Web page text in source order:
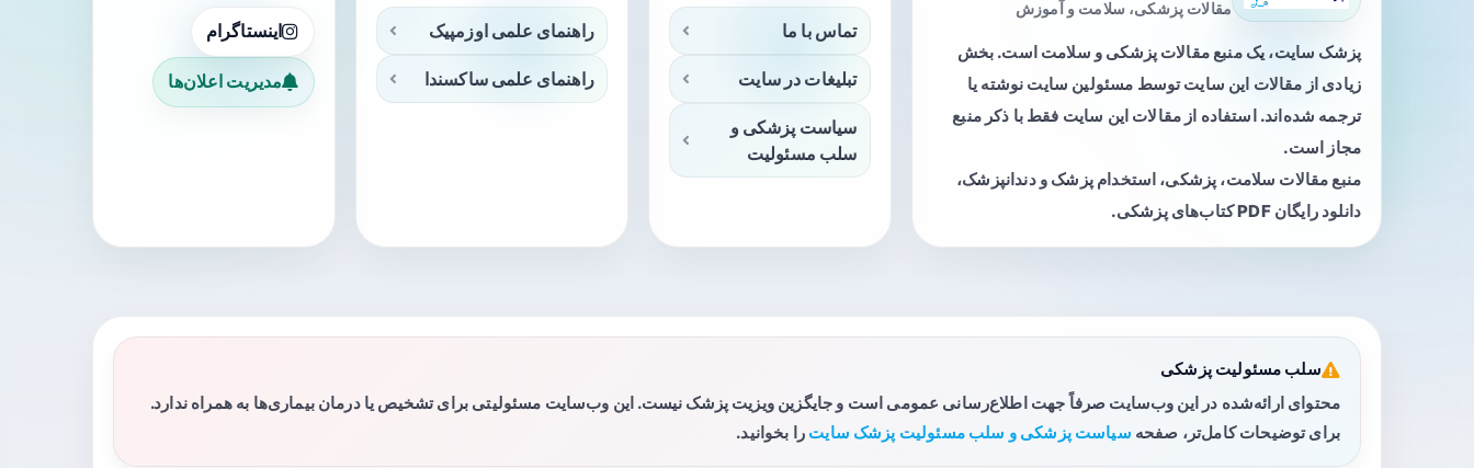
مقالات پزشکی، سلامت و آموزش
پزشک سایت، یک منبع مقالات پزشکی و سلامت است. بخش
زیادی از مقالات این سایت توسط مسئولین سایت نوشته یا
ترجمه شده‌اند. استفاده از مقالات این سایت فقط با ذکر منبع
مجاز است.
منبع مقالات سلامت، پزشکی، استخدام پزشک و دندانپزشک،
دانلود رایگان PDF کتاب‌های پزشکی.
تماس با ما
تبلیغات در سایت
سیاست پزشکی و
سلب مسئولیت
راهنمای علمی اوزمپیک
راهنمای علمی ساکسندا
اینستاگرام
مدیریت اعلان‌ها
سلب مسئولیت پزشکی
محتوای ارائه‌شده در این وب‌سایت صرفاً جهت اطلاع‌رسانی عمومی است و جایگزین ویزیت پزشک نیست. این وب‌سایت مسئولیتی برای تشخیص یا درمان بیماری‌ها به همراه ندارد.
برای توضیحات کامل‌تر، صفحه سیاست پزشکی و سلب مسئولیت پزشک سایت را بخوانید.